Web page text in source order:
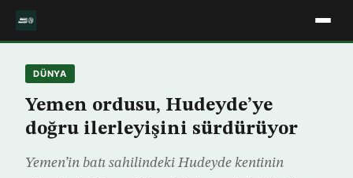
DÜNYA
Yemen ordusu, Hudeyde’ye
doğru ilerleyişini sürdürüyor
Yemen’in batı sahilindeki Hudeyde kentinin